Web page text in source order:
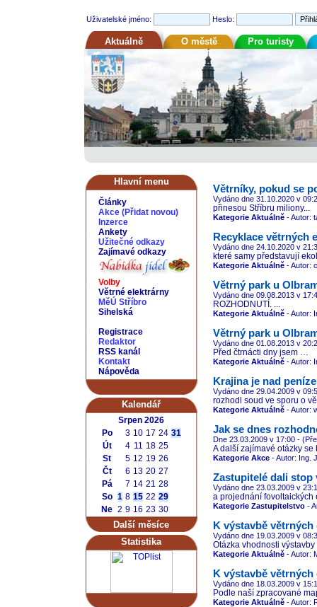
Uživatelské jméno: Heslo:
Aktuálně O městě Pro turisty
Hlavní menu
Články
Akce (Přidat novou)
Inzerce
Ankety
Užitečné odkazy
Zajímavé odkazy
Volby
Větrné elektrárny
MěÚ Stříbro
Sihelská
Registrace
Redaktor
RSS kanál
Kontakt
Nápověda
Kalendář
Srpen 2026
Po
3 10 17 24 31
Út
4 11 18 25
St
5 12 19 26
Čt
6 13 20 27
Pá
7 14 21 28
So 1 8 15 22 29
Ne 2 9 16 23 30
Další měsíce
Statistika
Větrníky, pokud se
Vydáno dne 31.10.2020 v
přinesou Stříbru miliony...
Kategorie Aktuálně - Autor:
Recyklace větrných
Vydáno dne 24.10.2020 v
které samy představují
Kategorie Aktuálně - Autor:
Větrný park u
Vydáno dne 09.08.2013 v
ROZHODNUTÍ. ...
Kategorie Aktuálně - Autor:
Větrný park u
Vydáno dne 01.08.2013 v
Před čtrnácti dny jsem …
Kategorie Aktuálně - Autor:
Krajina je nad
Vydáno dne 29.04.2009 v
rozhodl soud ve sporu o
Kategorie Aktuálně - Autor:
Jak se dnes
Dne 23.03.2009 v 17:00 -
A další zajímavé otázky
Kategorie Akce - Autor: Ing.
Zastupitelé dali stop
Vydáno dne 23.03.2009 v
a projednání fovoltaických
Kategorie Zastupitelstvo -
K výstavbě
Vydáno dne 19.03.2009 v
Otázka vhodnosti
Kategorie Aktuálně - Autor:
K výstavbě
Vydáno dne 18.03.2009 v
Podle naší zpracované
Kategorie Aktuálně - Autor: